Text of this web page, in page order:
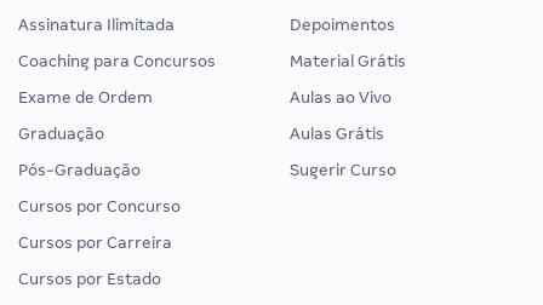
Assinatura Ilimitada
Coaching para Concursos
Exame de Ordem
Graduação
Pós-Graduação
Cursos por Concurso
Cursos por Carreira
Cursos por Estado
Depoimentos
Material Grátis
Aulas ao Vivo
Aulas Grátis
Sugerir Curso